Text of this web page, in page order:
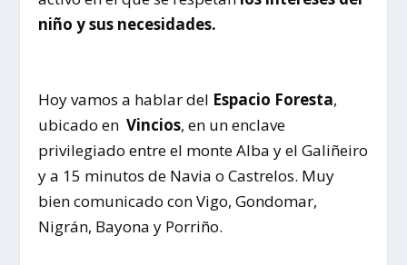
niño y sus necesidades.
Hoy vamos a hablar del Espacio Foresta,
ubicado enVincios, en un enclave
privilegiado entre el monte Alba y el Galiñeiro
y a 15 minutos de Navia o Castrelos. Muy
bien comunicado con Vigo, Gondomar,
Nigrán, Bayona y Porriño.